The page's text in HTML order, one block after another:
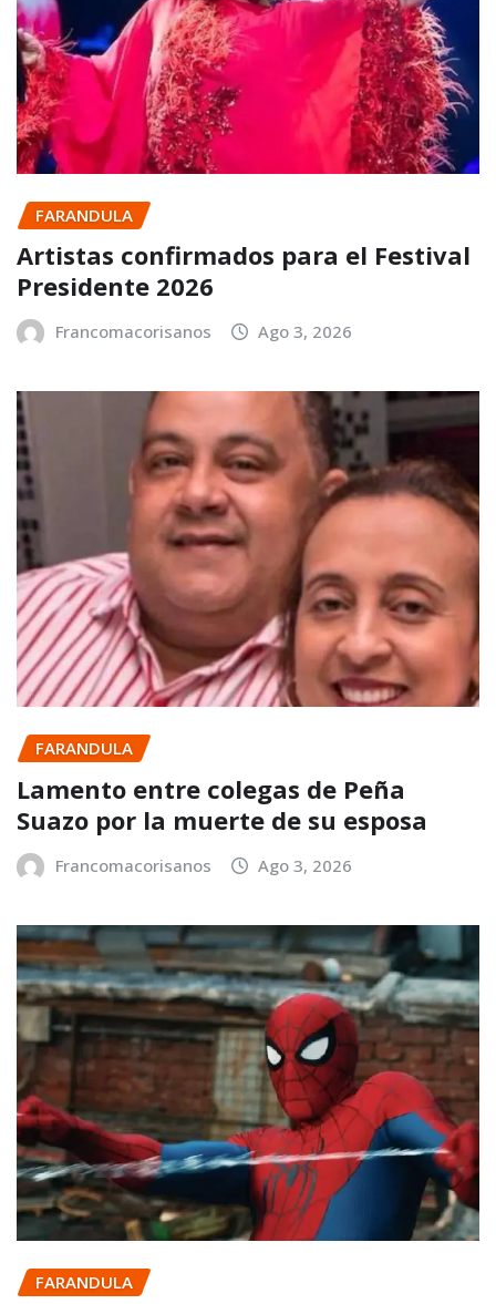
FARANDULA
Artistas confirmados para el Festival
Presidente 2026
Francomacorisanos Ago 3, 2026
FARANDULA
Lamento entre colegas de Peña
Suazo por la muerte de su esposa
Francomacorisanos Ago 3, 2026
FARANDULA